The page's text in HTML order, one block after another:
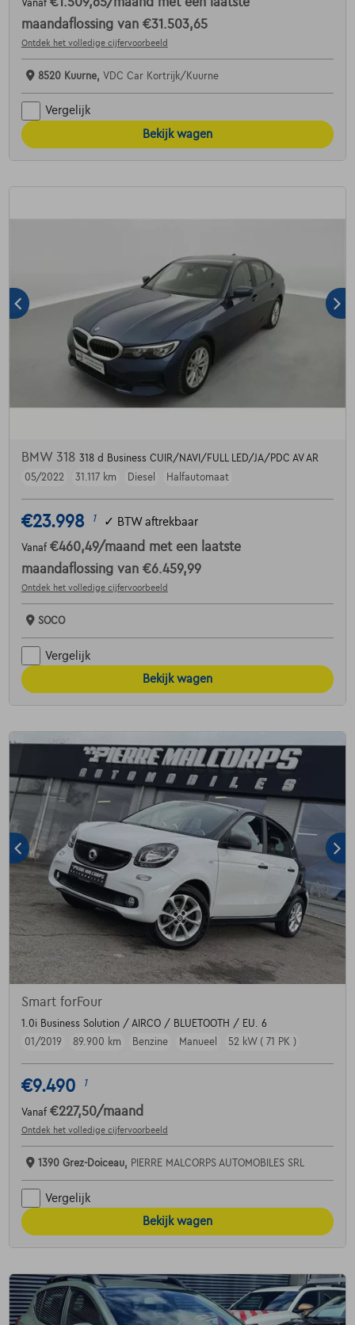
Vanaf
maandaflossing van €31.503,65
Ontdek het volledige cijfervoorbeeld
8520 Kuurne, VDC Car Kortrijk/Kuurne
Vergelijk
Bekijk wagen
BMW 318 318 d Business CUIR/NAVI/FULL LED/JA/PDC AV AR
05/2022
31.117 km Diesel Halfautomaat
€23.998 1 ✓ BTW aftrekbaar
Vanaf €460,49/maand met een laatste
maandaflossing van €6.459,99
Ontdek het volledige cijfervoorbeeld
SOCO
Vergelijk
Bekijk wagen
Smart forFour
1.0i Business Solution / AIRCO / BLUETOOTH / EU. 6
01/2019
89.900 km Benzine Manueel 52 kW ( 71 PK )
€9.490 1
Vanaf €227,50/maand
Ontdek het volledige cijfervoorbeeld
1390 Grez-Doiceau, PIERRE MALCORPS AUTOMOBILES SRL
Vergelijk
Bekijk wagen